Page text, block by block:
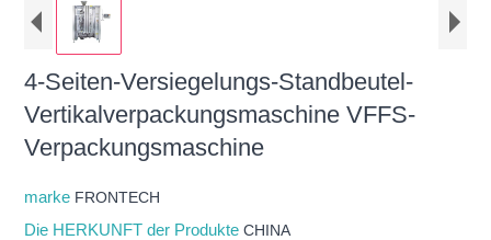
4-Seiten-Versiegelungs-Standbeutel-
Vertikalverpackungsmaschine VFFS-
Verpackungsmaschine
marke FRONTECH
Die HERKUNFT der ProdukteCHINA